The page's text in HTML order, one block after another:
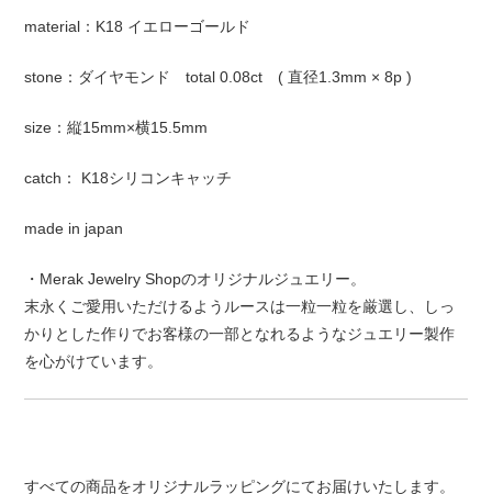
material：K18 イエローゴールド
stone：ダイヤモンド total 0.08ct ( 直径1.3mm × 8p )
size：縦15mm×横15.5mm
catch： K18シリコンキャッチ
made in japan
・Merak Jewelry Shopのオリジナルジュエリー。
末永くご愛用いただけるようルースは一粒一粒を厳選し、しっ
かりとした作りでお客様の一部となれるようなジュエリー製作
を心がけています。
すべての商品をオリジナルラッピングにてお届けいたします。